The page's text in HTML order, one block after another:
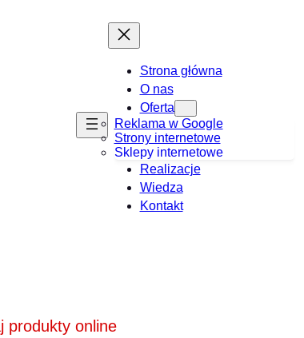
Strona główna
O nas
Oferta
Reklama w Google
Strony internetowe
Sklepy internetowe
Realizacje
Wiedza
Kontakt
produkty online